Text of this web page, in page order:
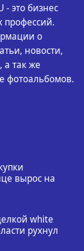
- это бизнес
профессий.
о
новости,
так же
фотоальбомов.
вырос на
white
рухнул